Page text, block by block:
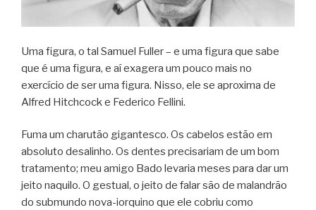
Uma figura, o tal Samuel Fuller – e uma figura que sabe
que é uma figura, e aí exagera um pouco mais no
exercício de ser uma figura. Nisso, ele se aproxima de
Alfred Hitchcock e Federico Fellini.
Fuma um charutão gigantesco. Os cabelos estão em
absoluto desalinho. Os dentes precisariam de um bom
tratamento; meu amigo Bado levaria meses para dar um
jeito naquilo. O gestual, o jeito de falar são de malandrão
do submundo nova-iorquino que ele cobriu como